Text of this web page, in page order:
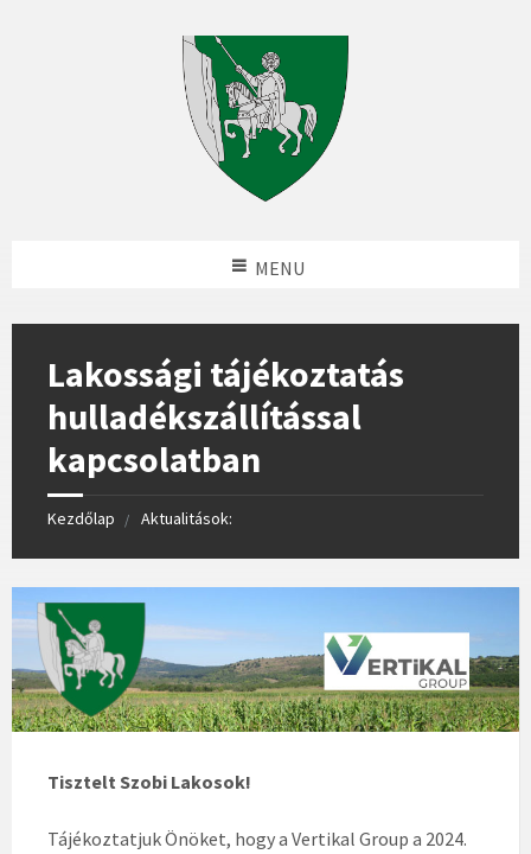
MENU
Lakossági tájékoztatás
hulladékszállítással
kapcsolatban
Kezdőlap Aktualitások:
Tisztelt Szobi Lakosok!
Tájékoztatjuk Önöket, hogy a Vertikal Group a 2024.